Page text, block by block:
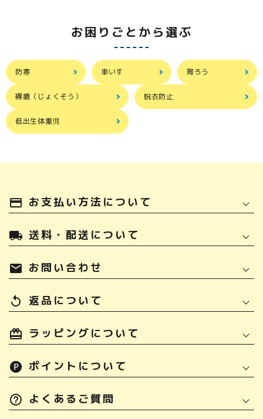
お困りごとから選ぶ
防寒 車いす 胃ろう
褥瘡（じょくそう） 脱衣防止
低出生体重児
payment お支払い方法について
local_shipping 送料・配送について
mail お問い合わせ
replay 返品について
ラッピングについて
ポイントについて
よくあるご質問